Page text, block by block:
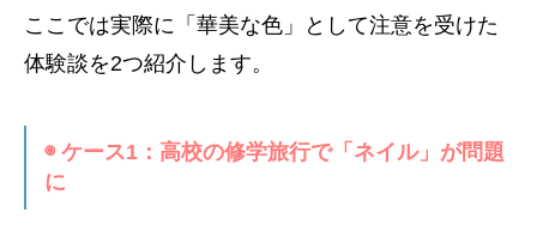
ここでは実際に「華美な色」として注意を受けた
体験談を2つ紹介します。
◉ ケース1：高校の修学旅行で「ネイル」が問題
に